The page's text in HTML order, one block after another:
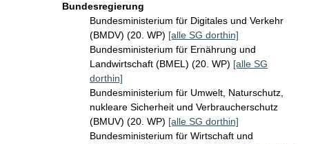
Bundesregierung
Bundesministerium für Digitales und Verkehr
(BMDV) (20. WP) [alle SG dorthin]
Bundesministerium für Ernährung und
Landwirtschaft (BMEL) (20. WP) [alle SG
dorthin]
Bundesministerium für Umwelt, Naturschutz,
nukleare Sicherheit und Verbraucherschutz
(BMUV) (20. WP) [alle SG dorthin]
Bundesministerium für Wirtschaft und